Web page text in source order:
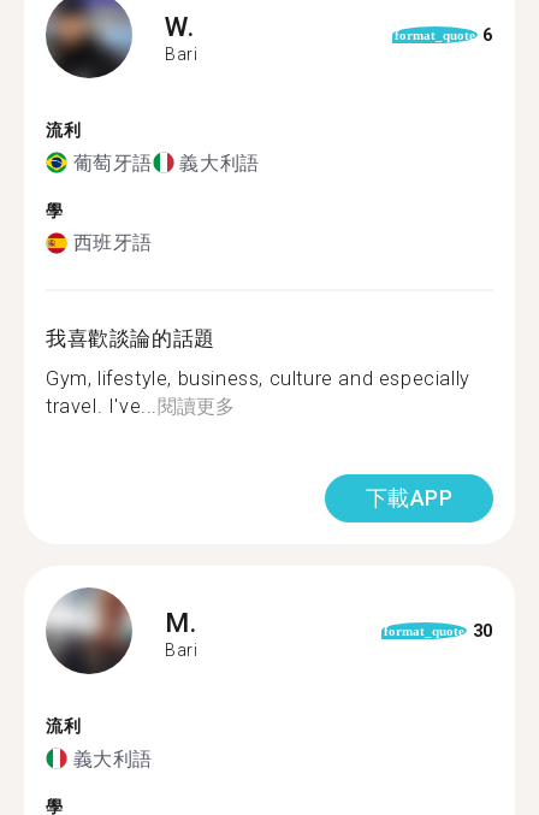
W.
Bari
format_quote 6
流利
葡萄牙語 義大利語
學
西班牙語
我喜歡談論的話題
Gym, lifestyle, business, culture and especially
travel. I've...閱讀更多
下載APP
M.
Bari
format_quote 30
流利
義大利語
學